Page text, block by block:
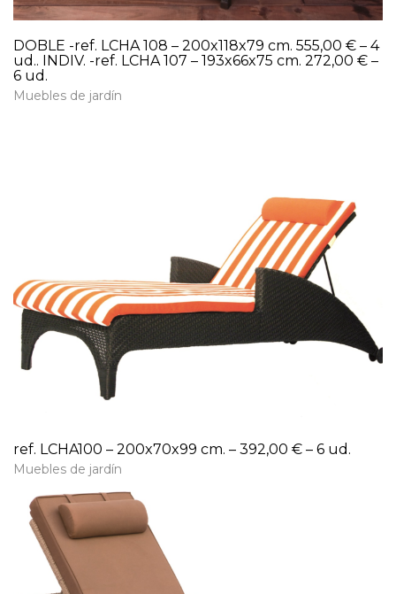
DOBLE -ref. LCHA 108 – 200x118x79 cm. 555,00 € – 4
ud.. INDIV. -ref. LCHA 107 – 193x66x75 cm. 272,00 € –
6 ud.
Muebles de jardín
ref. LCHA100 – 200x70x99 cm. – 392,00 € – 6 ud.
Muebles de jardín